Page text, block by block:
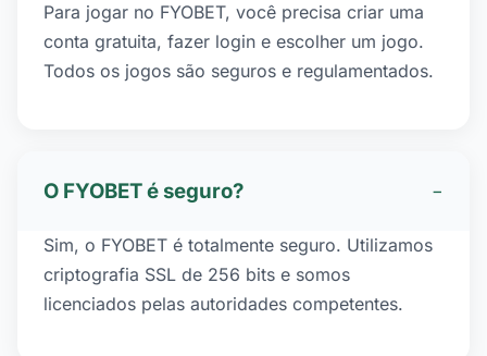
Para jogar no FYOBET, você precisa criar uma
conta gratuita, fazer login e escolher um jogo.
Todos os jogos são seguros e regulamentados.
O FYOBET é seguro? −
Sim, o FYOBET é totalmente seguro. Utilizamos
criptografia SSL de 256 bits e somos
licenciados pelas autoridades competentes.